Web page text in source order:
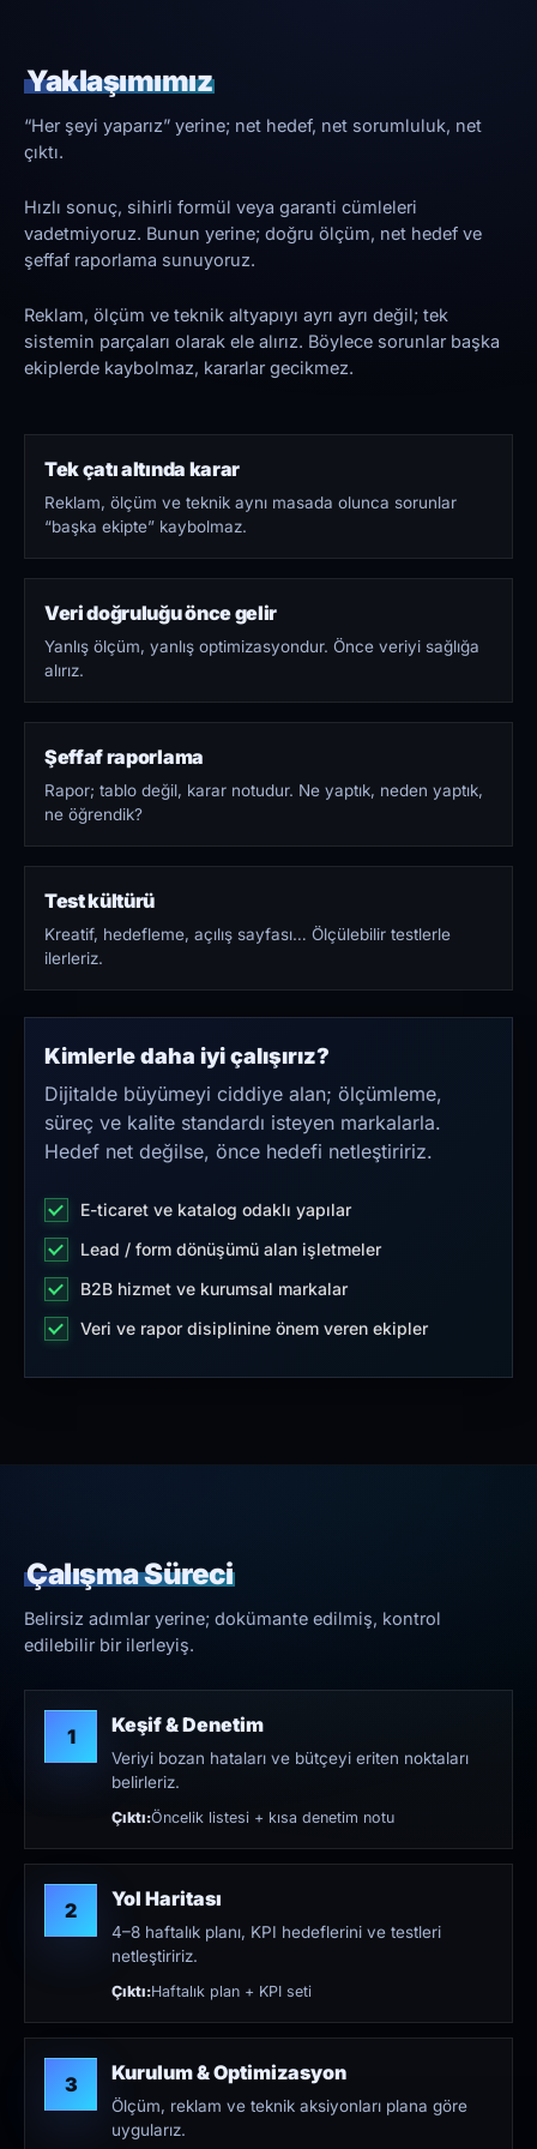
Yaklaşımımız
“Her şeyi yaparız” yerine; net hedef, net sorumluluk, net
çıktı.
Hızlı sonuç, sihirli formül veya garanti cümleleri
vadetmiyoruz. Bunun yerine; doğru ölçüm, net hedef ve
şeffaf raporlama sunuyoruz.
Reklam, ölçüm ve teknik altyapıyı ayrı ayrı değil; tek
sistemin parçaları olarak ele alırız. Böylece sorunlar başka
ekiplerde kaybolmaz, kararlar gecikmez.
Tek çatı altında karar
Reklam, ölçüm ve teknik aynı masada olunca sorunlar
“başka ekipte” kaybolmaz.
Veri doğruluğu önce gelir
Yanlış ölçüm, yanlış optimizasyondur. Önce veriyi sağlığa
alırız.
Şeffaf raporlama
Rapor; tablo değil, karar notudur. Ne yaptık, neden yaptık,
ne öğrendik?
Test kültürü
Kreatif, hedefleme, açılış sayfası… Ölçülebilir testlerle
ilerleriz.
Kimlerle daha iyi çalışırız?
Dijitalde büyümeyi ciddiye alan; ölçümleme,
süreç ve kalite standardı isteyen markalarla.
Hedef net değilse, önce hedefi netleştiririz.
E-ticaret ve katalog odaklı yapılar
Lead / form dönüşümü alan işletmeler
B2B hizmet ve kurumsal markalar
Veri ve rapor disiplinine önem veren ekipler
Çalışma Süreci
Belirsiz adımlar yerine; dokümante edilmiş, kontrol
edilebilir bir ilerleyiş.
1 Keşif & Denetim
Veriyi bozan hataları ve bütçeyi eriten noktaları
belirleriz.
Çıktı:Öncelik listesi + kısa denetim notu
2 Yol Haritası
4–8 haftalık planı, KPI hedeflerini ve testleri
netleştiririz.
Çıktı:Haftalık plan + KPI seti
3 Kurulum & Optimizasyon
Ölçüm, reklam ve teknik aksiyonları plana göre
uygularız.